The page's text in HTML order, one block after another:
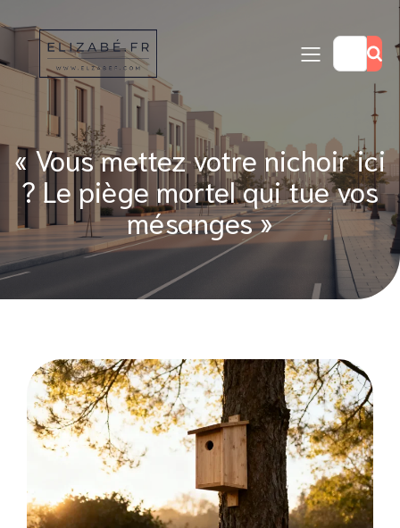
« Vous mettez votre nichoir ici
? Le piège mortel qui tue vos
mésanges »